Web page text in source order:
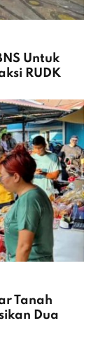
Untuk
RUDK
Tanah
Dua